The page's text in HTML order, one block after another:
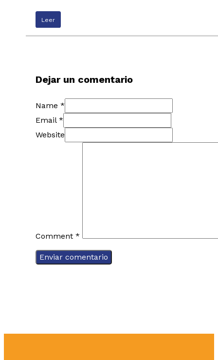
Leer
Dejar un comentario
Name *
Email *
Website
Comment *